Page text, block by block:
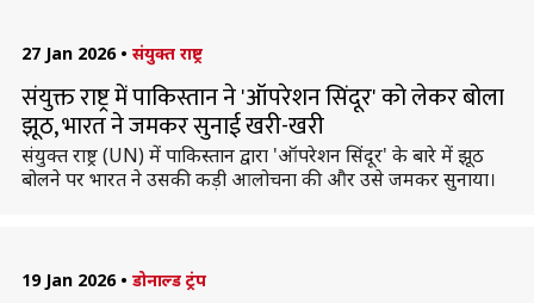
27 Jan 2026 • संयुक्त राष्ट्र
संयुक्त राष्ट्र में पाकिस्तान ने 'ऑपरेशन सिंदूर' को लेकर बोला
झूठ, भारत ने जमकर सुनाई खरी-खरी
संयुक्त राष्ट्र (UN) में पाकिस्तान द्वारा 'ऑपरेशन सिंदूर' के बारे में झूठ
बोलने पर भारत ने उसकी कड़ी आलोचना की और उसे जमकर सुनाया।
19 Jan 2026 • डोनाल्ड ट्रंप